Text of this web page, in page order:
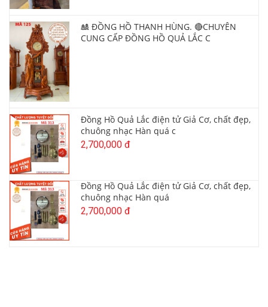
🎎 ĐỒNG HỒ THANH HÙNG. 🔴CHUYÊN
CUNG CẤP ĐỒNG HỒ QUẢ LẮC C
Đồng Hồ Quả Lắc điện tử Giả Cơ, chất đẹp,
chuông nhạc Hàn quá c
2,700,000 đ
Đồng Hồ Quả Lắc điện tử Giả Cơ, chất đẹp,
chuông nhạc Hàn quá
2,700,000 đ